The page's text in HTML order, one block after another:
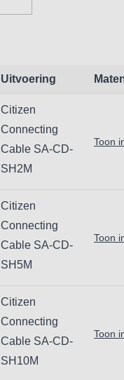
Uitvoering
Citizen
Connecting
Cable SA-CD-
SH2M
Toon
Citizen
Connecting
Cable SA-CD-
SH5M
Toon
Citizen
Connecting
Cable SA-CD-
SH10M
Toon